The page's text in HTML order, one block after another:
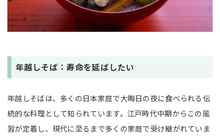
年越しそば：寿命を延ばしたい
年越しそばは、多くの日本家庭で大晦日の夜に食べられる伝
統的な料理として知られています。江戸時代中期からこの風
習が定着し、現代に至るまで多くの家庭で受け継がれていま